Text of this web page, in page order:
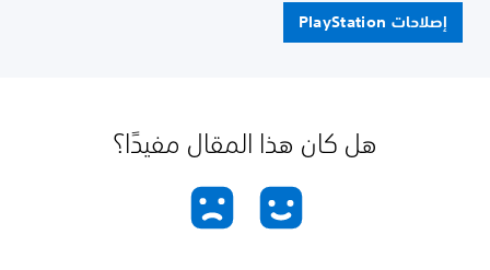
إصلاحات PlayStation
هل كان هذا المقال مفيدًا؟